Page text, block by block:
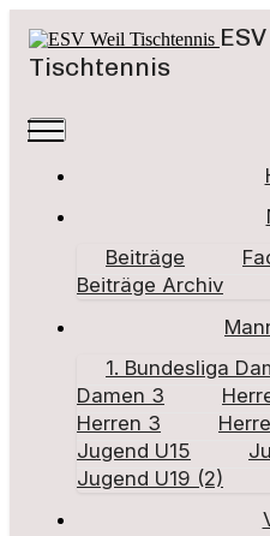
Tischtennis
Beiträge
Beiträge Archiv
1. Bundesliga
Damen 3
Herren 3
Jugend U15
Jugend U19 (2)